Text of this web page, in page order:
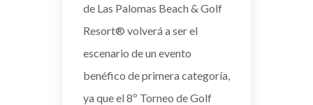
de Las Palomas Beach & Golf
Resort®️ volverá a ser el
escenario de un evento
benéfico de primera categoría,
ya que el 8º Torneo de Golf